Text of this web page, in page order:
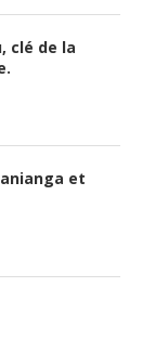
clé de la
et